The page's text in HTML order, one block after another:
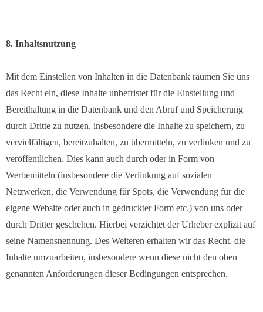
8. Inhaltsnutzung
Mit dem Einstellen von Inhalten in die Datenbank räumen Sie uns
das Recht ein, diese Inhalte unbefristet für die Einstellung und
Bereithaltung in die Datenbank und den Abruf und Speicherung
durch Dritte zu nutzen, insbesondere die Inhalte zu speichern, zu
vervielfältigen, bereitzuhalten, zu übermitteln, zu verlinken und zu
veröffentlichen. Dies kann auch durch oder in Form von
Werbemitteln (insbesondere die Verlinkung auf sozialen
Netzwerken, die Verwendung für Spots, die Verwendung für die
eigene Website oder auch in gedruckter Form etc.) von uns oder
durch Dritter geschehen. Hierbei verzichtet der Urheber explizit auf
seine Namensnennung. Des Weiteren erhalten wir das Recht, die
Inhalte umzuarbeiten, insbesondere wenn diese nicht den oben
genannten Anforderungen dieser Bedingungen entsprechen.